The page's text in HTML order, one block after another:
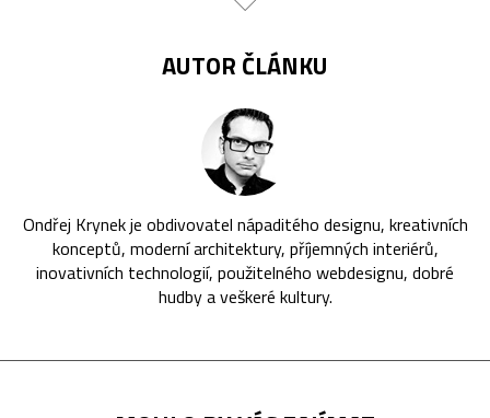
AUTOR ČLÁNKU
Ondřej Krynek je obdivovatel nápaditého designu, kreativních
konceptů, moderní architektury, příjemných interiérů,
inovativních technologií, použitelného webdesignu, dobré
hudby a veškeré kultury.